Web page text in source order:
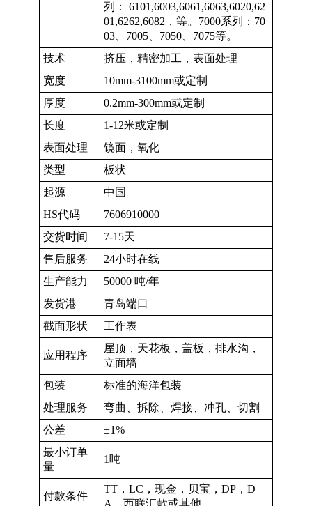
列： 6101,6003,6061,6063,6020,62
01,6262,6082，等。7000系列：70
03、7005、7050、7075等。
技术
挤压，精密加工，表面处理
宽度
10mm-3100mm或定制
厚度
0.2mm-300mm或定制
长度
1-12米或定制
表面处理
镜面，氧化
类型
板状
起源
中国
HS代码
7606910000
交货时间
7-15天
售后服务
24小时在线
生产能力
50000 吨/年
发货港
青岛端口
截面形状
工作表
应用程序
屋顶，天花板，盖板，排水沟，
立面墙
包装
标准的海洋包装
处理服务
弯曲、拆除、焊接、冲孔、切割
公差
±1%
最小订单
量
1吨
付款条件
TT，LC，现金，贝宝，DP，D